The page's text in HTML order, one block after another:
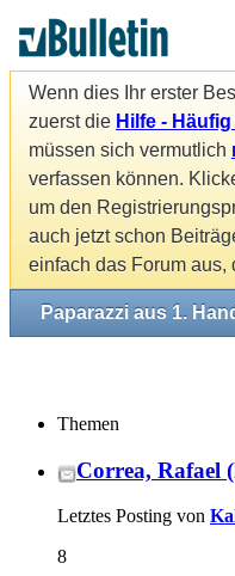
Wenn dies Ihr erster
zuerst die Hilfe -
müssen sich vermutlich
verfassen können.
um den
auch jetzt schon
einfach das Forum aus,
Themen
Correa, Rafael
Letztes Posting von
8